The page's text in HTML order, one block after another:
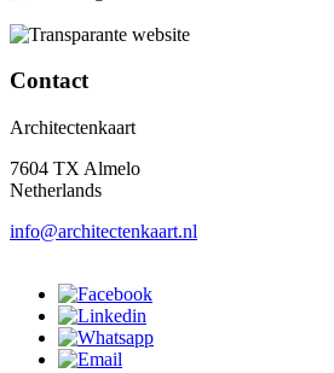
Contact
Architectenkaart
7604 TX Almelo
Netherlands
info@architectenkaart.nl